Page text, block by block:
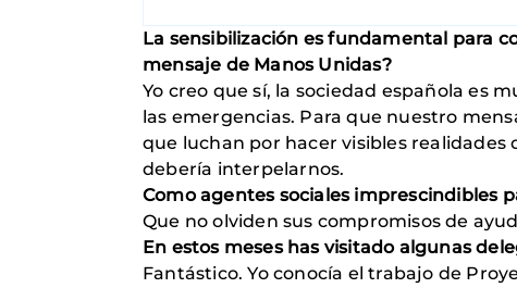
La sensibilización es fundamental para
mensaje de Manos Unidas?
Yo creo que sí, la sociedad española es
las emergencias. Para que nuestro
que luchan por hacer visibles
debería interpelarnos.
Como agentes sociales imprescindibles
Que no olviden sus compromisos de
En estos meses has visitado algunas
Fantástico. Yo conocía el trabajo de